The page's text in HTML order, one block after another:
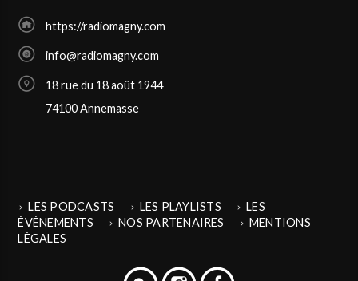
https://radiomagny.com
info@radiomagny.com
18 rue du 18 août 1944
74100 Annemasse
LES PODCASTS LES PLAYLISTS
LES
ÉVÉNEMENTS
NOS PARTENAIRES
MENTIONS
LÉGALES